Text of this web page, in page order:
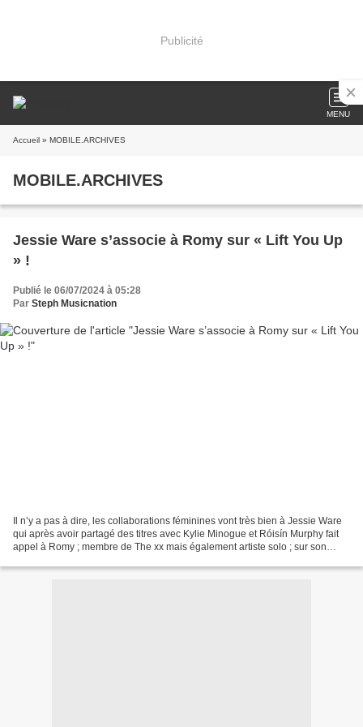
Publicité
MENU
Accueil » MOBILE.ARCHIVES
MOBILE.ARCHIVES
Jessie Ware s’associe à Romy sur « Lift You Up
» !
Publié le 06/07/2024 à 05:28
Par Steph Musicnation
Il n’y a pas à dire, les collaborations féminines vont très bien à Jessie Ware
qui après avoir partagé des titres avec Kylie Minogue et Róisín Murphy fait
appel à Romy ; membre de The xx mais également artiste solo ; sur son